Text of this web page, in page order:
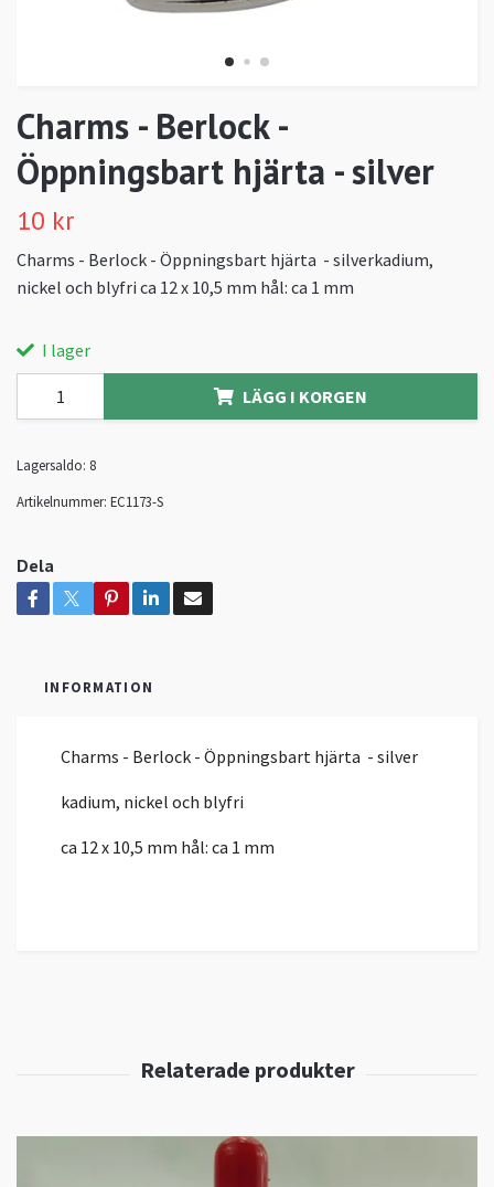
Charms - Berlock -
Öppningsbart hjärta - silver
10 kr
Charms - Berlock - Öppningsbart hjärta - silverkadium,
nickel och blyfri ca 12 x 10,5 mm hål: ca 1 mm
I lager
LÄGG I KORGEN
Lagersaldo: 8
Artikelnummer: EC1173-S
Dela
INFORMATION
Charms - Berlock - Öppningsbart hjärta - silver
kadium, nickel och blyfri
ca 12 x 10,5 mm hål: ca 1 mm